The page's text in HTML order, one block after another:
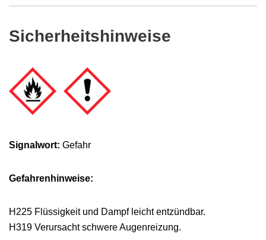
Sicherheitshinweise
Signalwort: Gefahr
Gefahrenhinweise:
H225 Flüssigkeit und Dampf leicht entzündbar.
H319 Verursacht schwere Augenreizung.